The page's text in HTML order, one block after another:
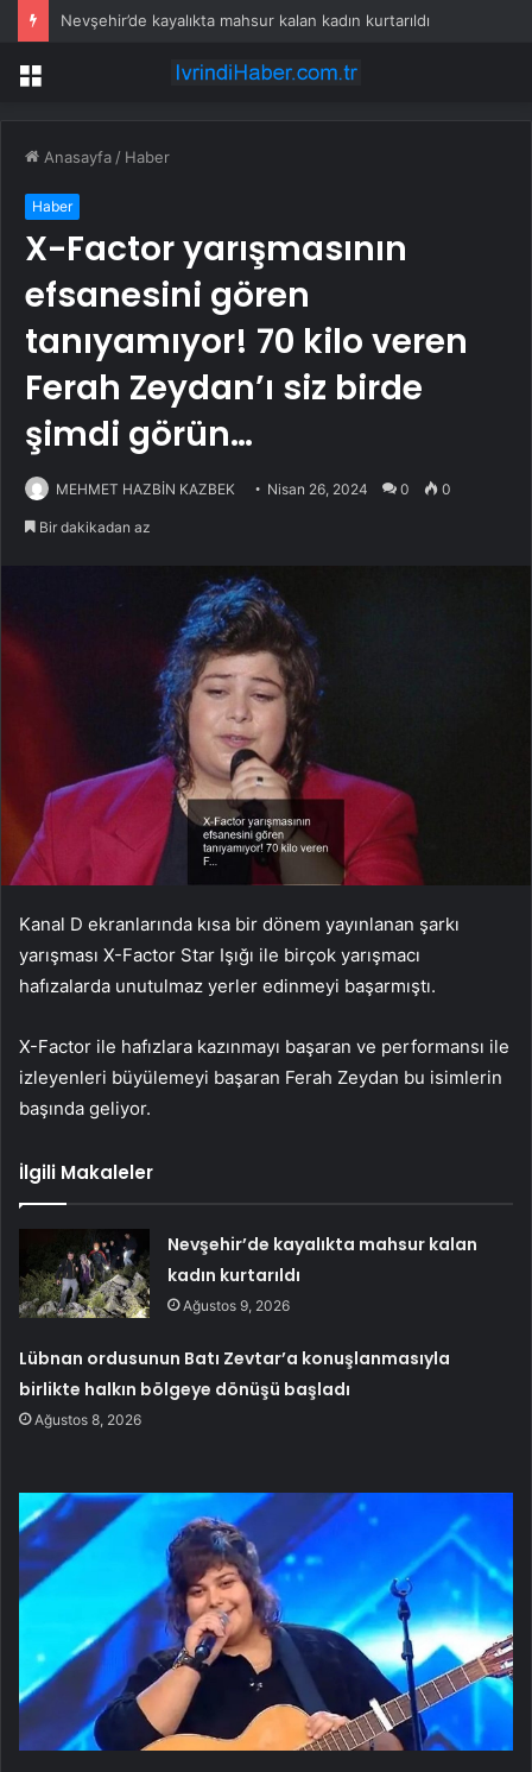
Menü
Anasayfa / Haber
Haber
X-Factor yarışmasının
efsanesini gören
tanıyamıyor! 70 kilo veren
Ferah Zeydan’ı siz birde
şimdi görün…
MEHMET HAZBİN KAZBEK Nisan 26, 2024 0 0
Bir dakikadan az
Kanal D ekranlarında kısa bir dönem yayınlanan şarkı
yarışması X-Factor Star Işığı ile birçok yarışmacı
hafızalarda unutulmaz yerler edinmeyi başarmıştı.
X-Factor ile hafızlara kazınmayı başaran ve performansı ile
izleyenleri büyülemeyi başaran Ferah Zeydan bu isimlerin
başında geliyor.
İlgili Makaleler
Nevşehir’de kayalıkta mahsur kalan
kadın kurtarıldı
Ağustos 9, 2026
Lübnan ordusunun Batı Zevtar’a konuşlanmasıyla
birlikte halkın bölgeye dönüşü başladı
Ağustos 8, 2026